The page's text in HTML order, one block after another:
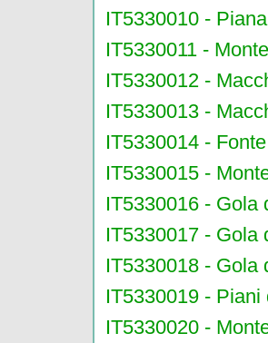
IT5330010 -
IT5330011 -
IT5330012 -
IT5330013 -
IT5330014 -
IT5330015 -
IT5330016 - Gola
IT5330017 - Gola
IT5330018 - Gola
IT5330019 -
IT5330020 -